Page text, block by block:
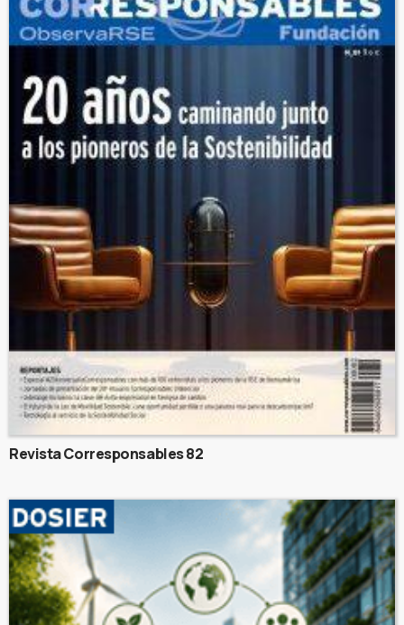
Revista Corresponsables 82